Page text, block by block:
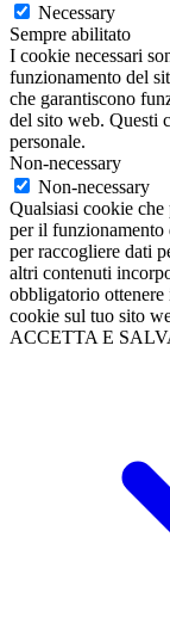
Necessary
Sempre abilitato
I cookie necessari
funzionamento del
che garantiscono
del sito web. Questi
personale.
Non-necessary
Non-necessary
Qualsiasi cookie che
per il funzionamento
per raccogliere dati
altri contenuti
obbligatorio ottenere
cookie sul tuo sito
ACCETTA E